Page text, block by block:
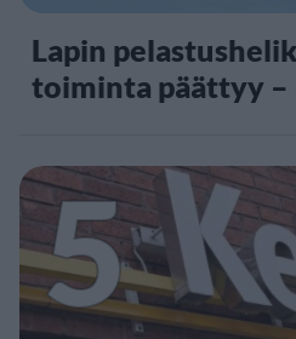
Lapin
toiminta päättyy
5